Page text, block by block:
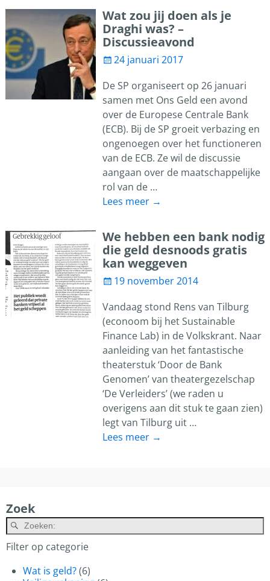
Wat zou jij doen als je
Draghi was? –
Discussieavond
24 januari 2017
De SP organiseert op 26 januari
samen met Ons Geld een avond
over de Europese Centrale Bank
(ECB). Bij de SP groeit verbazing en
ongenoegen over het functioneren
van de ECB. Ze wil de discussie
aangaan over de maatschappelijke
rol van de …
Lees meer →
We hebben een bank nodig
die geld desnoods gratis
kan weggeven
19 november 2014
Vandaag stond Rens van Tilburg
(econoom bij het Sustainable
Finance Lab) in de Volkskrant. Naar
aanleiding van het fantastische
theaterstuk ‘Door de Bank
Genomen’ van theatergezelschap
‘De Verleiders’ (we raden u
overigens aan dit stuk te gaan zien)
legt van Tilburg uit …
Lees meer →
Zoek
Filter op categorie
Wat is geld?(6)